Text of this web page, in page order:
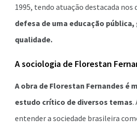
1995, tendo atuação destacada
defesa de uma educação
qualidade.
A sociologia de Florestan
A obra de Florestan Fernandes é
estudo crítico de diversos temas.
entender a sociedade brasileira